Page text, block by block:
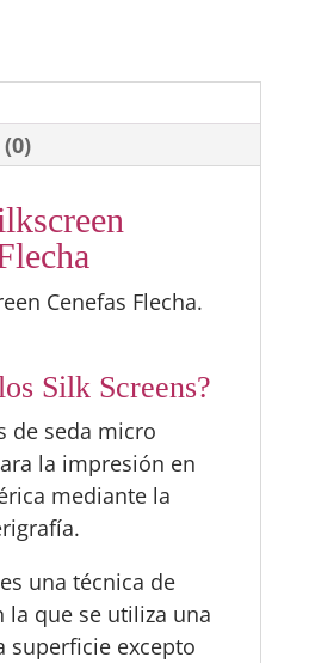
Cenefas Flecha.
Silk Screens?
de seda micro
la impresión en
mediante la
una técnica de
la que se utiliza una
superficie excepto